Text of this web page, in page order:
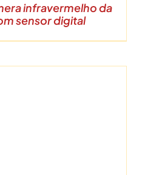
infravermelho da
sensor digital